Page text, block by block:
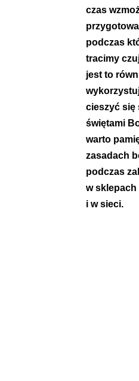
czas
podczas
tracimy
jest to
cieszyć się
świętami
warto
zasadach
podczas
w
i w sieci.